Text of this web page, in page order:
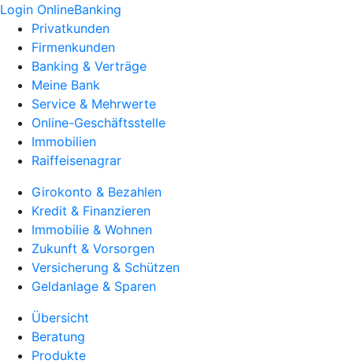
Login OnlineBanking
Privatkunden
Firmenkunden
Banking & Verträge
Meine Bank
Service & Mehrwerte
Online-Geschäftsstelle
Immobilien
Raiffeisenagrar
Girokonto & Bezahlen
Kredit & Finanzieren
Immobilie & Wohnen
Zukunft & Vorsorgen
Versicherung & Schützen
Geldanlage & Sparen
Übersicht
Beratung
Produkte